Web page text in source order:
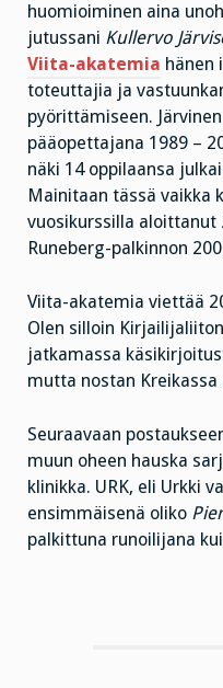
huomioiminen aina
jutussani Kullervo
Viita-akatemia hänen
toteuttajia ja
pyörittämiseen.
pääopettajana 1989 –
näki 14 oppilaansa
Mainitaan tässä vaikka
vuosikurssilla aloittanut
Runeberg-palkinnon
Viita-akatemia viettää
Olen silloin
jatkamassa
mutta nostan
Seuraavaan
muun oheen hauska
klinikka. URK, eli Urkki
ensimmäisenä oliko
palkittuna runoilijana